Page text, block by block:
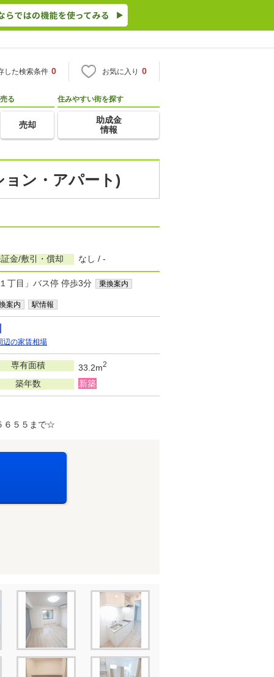
した検索条件 0 お気に入り 0
売る
売却
住みやすい街を探す
助成金
情報
ン・アパート)
金/敷引・償却 なし / -
丁目」バス停 停歩3分
乗換案内
案内 駅情報
辺の家賃相場
専有面積 33.2m2
築年数 新築
６５５まで☆